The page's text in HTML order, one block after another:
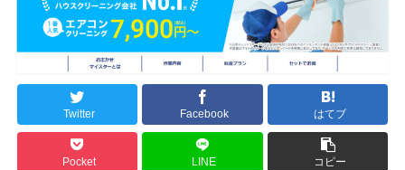
Twitter Facebook はてブ
Pocket LINE コピー